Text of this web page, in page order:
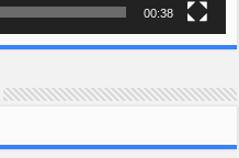
00:38